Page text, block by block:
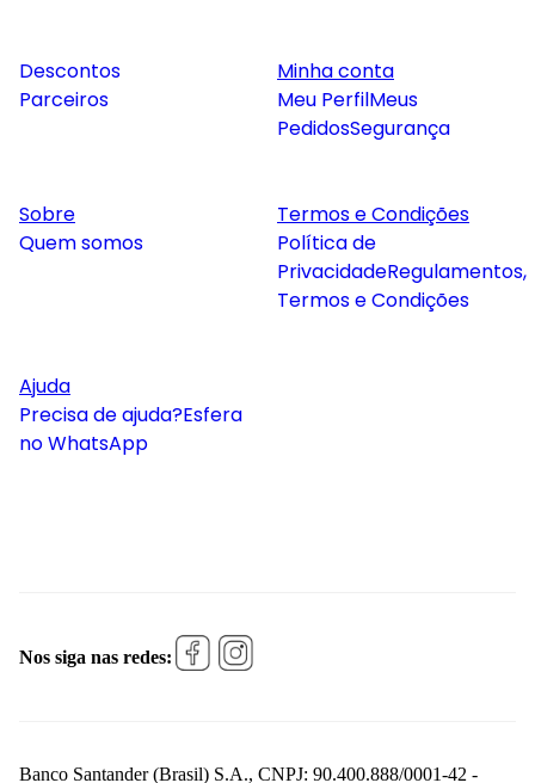
Descontos
Parceiros
Minha conta
Meu PerfilMeus
PedidosSegurança
Sobre
Quem somos
Termos e Condições
Política de
PrivacidadeRegulamentos,
Termos e Condições
Ajuda
Precisa de ajuda?Esfera
no WhatsApp
Nos siga nas redes:
Banco Santander (Brasil) S.A., CNPJ: 90.400.888/0001-42 -